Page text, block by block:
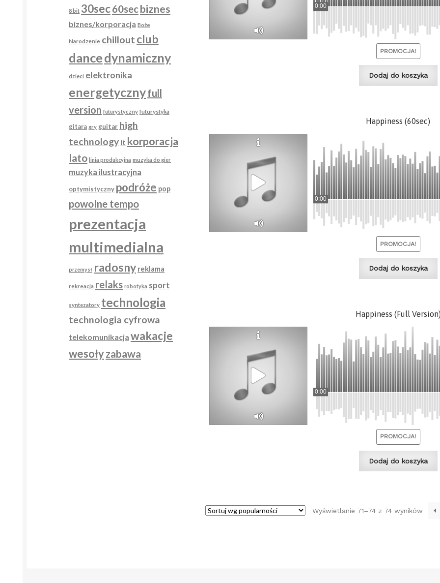
0:00
PROMOCJA!
Dodaj do koszyka
Happiness (60sec)
0:00
PROMOCJA!
Dodaj do koszyka
Happiness (Full Version)
0:00
PROMOCJA!
Dodaj do koszyka
Wyświetlanie 71–74 z 74 wyników
8 bit 30sec60secbiznes
biznes/korporacja Boże
Narodzenie chillout club
dancedynamiczny
dzieci elektronika
energetycznyfull
version futurystyczny futurystyka
gitara gry guitar high
technology it korporacja
lato linia produkcyjna muzyka do gier
muzyka ilustracyjna
optymistyczny podróże pop
powolne tempo
prezentacja
multimedialna
przemysł radosny reklama
rekreacja relaks robotyka sport
syntezatory technologia
technologia cyfrowa
telekomunikacja wakacje
wesołyzabawa